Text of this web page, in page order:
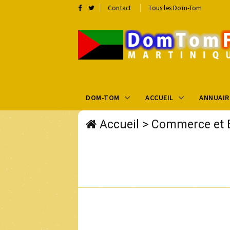
Contact Tous les Dom-Tom
DOM-TOM ACCUEIL
Accueil > Commerce et